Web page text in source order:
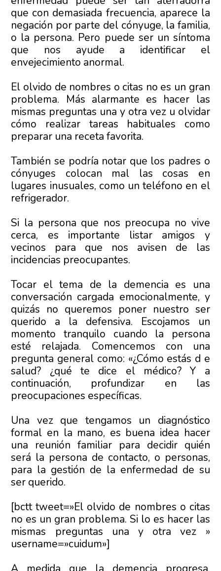
que con demasiada frecuencia, aparece la
negación por parte del cónyuge, la familia,
o la persona. Pero puede ser un síntoma
que nos ayude a identificar el
envejecimiento anormal.
El olvido de nombres o citas no es un gran
problema. Más alarmante es hacer las
mismas preguntas una y otra vez u olvidar
cómo realizar tareas habituales como
preparar una receta favorita.
También se podría notar que los padres o
cónyuges colocan mal las cosas en
lugares inusuales, como un teléfono en el
refrigerador.
Si la persona que nos preocupa no vive
cerca, es importante listar amigos y
vecinos para que nos avisen de las
incidencias preocupantes.
Tocar el tema de la demencia es una
conversación cargada emocionalmente, y
quizás no queremos poner nuestro ser
querido a la defensiva. Escojamos un
momento tranquilo cuando la persona
esté relajada. Comencemos con una
pregunta general como: «¿Cómo estás d e
salud? ¿qué te dice el médico? Y a
continuación, profundizar en las
preocupaciones específicas.
Una vez que tengamos un diagnóstico
formal en la mano, es buena idea hacer
una reunión familiar para decidir quién
será la persona de contacto, o personas,
para la gestión de la enfermedad de su
ser querido.
[bctt tweet=»El olvido de nombres o citas
no es un gran problema. Si lo es hacer las
mismas preguntas una y otra vez »
username=»cuidum»]